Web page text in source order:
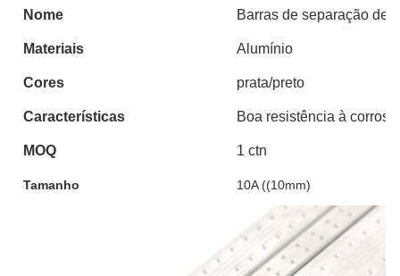
Nome Barras de separação de
Materiais Alumínio
Cores prata/preto
Características Boa resistência à
MOQ 1 ctn
Tamanho 10A ((10mm)